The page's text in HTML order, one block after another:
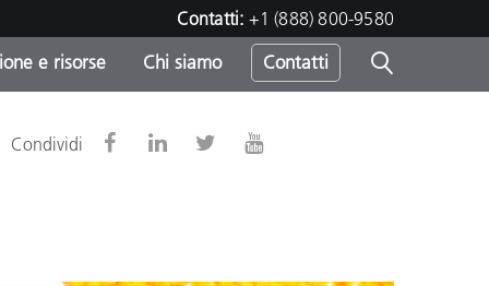
Contatti: +1 (888) 800-9580
e risorse Chi siamo Contatti
Condividi